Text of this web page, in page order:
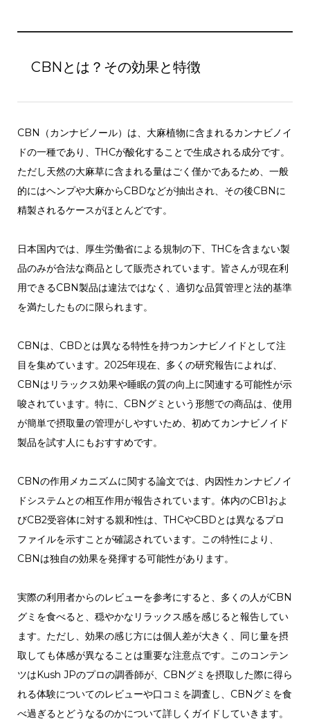
CBNとは？その効果と特徴
CBN（カンナビノール）は、大麻植物に含まれるカンナビノイ
ドの一種であり、THCが酸化することで生成される成分です。
ただし天然の大麻草に含まれる量はごく僅かであるため、一般
的にはヘンプや大麻からCBDなどが抽出され、その後CBNに
精製されるケースがほとんどです。
日本国内では、厚生労働省による規制の下、THCを含まない製
品のみが合法な商品として販売されています。皆さんが現在利
用できるCBN製品は違法ではなく、適切な品質管理と法的基準
を満たしたものに限られます。
CBNは、CBDとは異なる特性を持つカンナビノイドとして注
目を集めています。2025年現在、多くの研究報告によれば、
CBNはリラックス効果や睡眠の質の向上に関連する可能性が示
唆されています。特に、CBNグミという形態での商品は、使用
が簡単で摂取量の管理がしやすいため、初めてカンナビノイド
製品を試す人にもおすすめです。
CBNの作用メカニズムに関する論文では、内因性カンナビノイ
ドシステムとの相互作用が報告されています。体内のCB1およ
びCB2受容体に対する親和性は、THCやCBDとは異なるプロ
ファイルを示すことが確認されています。この特性により、
CBNは独自の効果を発揮する可能性があります。
実際の利用者からのレビューを参考にすると、多くの人がCBN
グミを食べると、穏やかなリラックス感を感じると報告してい
ます。ただし、効果の感じ方には個人差が大きく、同じ量を摂
取しても体感が異なることは重要な注意点です。このコンテン
ツはKush JPのプロの調香師が、CBNグミを摂取した際に得ら
れる体験についてのレビューや口コミを調査し、CBNグミを食
べ過ぎるとどうなるのかについて詳しくガイドしていきます。